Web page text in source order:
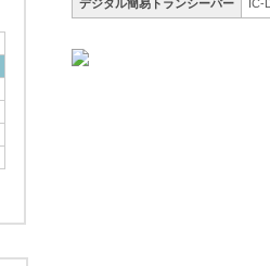
デジタル簡易トランシーバー IC-